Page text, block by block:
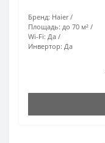
Бренд: Haier
Площадь: до 70 м²
Wi-Fi: Да
Инвертор: Да